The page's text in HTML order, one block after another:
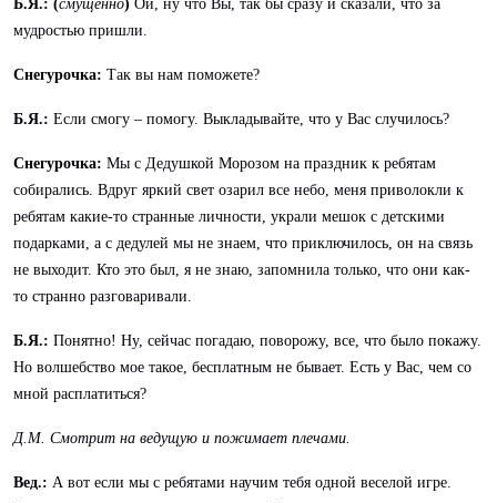
Б.Я.: (смущенно) Ой, ну что Вы, так бы сразу и сказали, что за
мудростью пришли.
Снегурочка: Так вы нам поможете?
Б.Я.: Если смогу – помогу. Выкладывайте, что у Вас случилось?
Снегурочка: Мы с Дедушкой Морозом на праздник к ребятам
собирались. Вдруг яркий свет озарил все небо, меня приволокли к
ребятам какие-то странные личности, украли мешок с детскими
подарками, а с дедулей мы не знаем, что приключилось, он на связь
не выходит. Кто это был, я не знаю, запомнила только, что они как-
то странно разговаривали.
Б.Я.: Понятно! Ну, сейчас погадаю, поворожу, все, что было покажу.
Но волшебство мое такое, бесплатным не бывает. Есть у Вас, чем со
мной расплатиться?
Д.М. Смотрит на ведущую и пожимает плечами.
Вед.: А вот если мы с ребятами научим тебя одной веселой игре.